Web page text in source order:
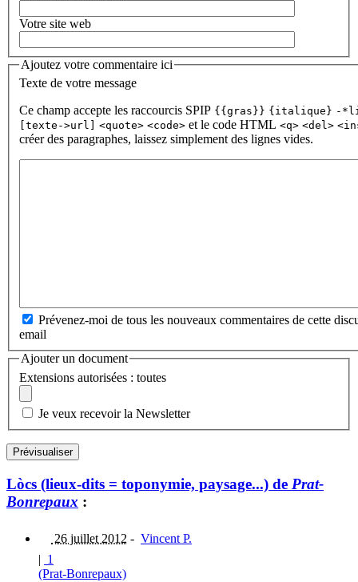
Votre site web
Ajoutez votre commentaire ici
Texte de votre message
Ce champ accepte les raccourcis SPIP {{gras}} {italique} -
[texte->url]
<quote> <code> et le code HTML <q> <del>
créer des paragraphes, laissez simplement des lignes vides.
Prévenez-moi de tous les nouveaux commentaires de cette
email
Ajouter un document
Extensions autorisées : toutes
Je veux recevoir la Newsletter
Lòcs (lieux-dits = toponymie, paysage...) de Prat-
Bonrepaux :
26 juillet 2012 - Vincent P.
| 1
(Prat-Bonrepaux)